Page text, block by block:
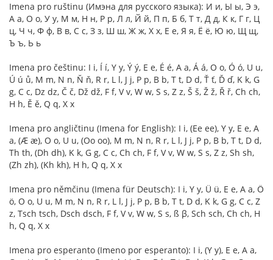
Imena pro ruštinu (Имэна для русского языка): И и, Ы ы, Э э,
А а, О о, У у, М м, Н н, Р р, Л л, Й й, П п, Б б, Т т, Д д, К к, Г г, Ц
ц, Ч ч, Ф ф, В в, С с, З з, Ш ш, Ж ж, Х х, Е е, Я я, Ё ё, Ю ю, Щ щ,
Ъ ъ, Ь ь
Imena pro češtinu: I i, Í í, Y y, Ý ý, E e, É é, A a, Á á, O o, Ó ó, U u,
Ú ú ů, M m, N n, Ň ň, R r, L l, J j, P p, B b, T t, D d, Ť ť, Ď ď, K k, G
g, C c, Dz dz, Č č, Dž dž, F f, V v, W w, S s, Z z, Š š, Ž ž, Ř ř, Ch ch,
H h, Ě ě, Q q, X x
Imena pro angličtinu (Imena for English): I i, (Ee ee), Y y, E e, A
a, (Æ æ), O o, U u, (Oo oo), M m, N n, R r, L l, J j, P p, B b, T t, D d,
Th th, (Dh dh), K k, G g, C c, Ch ch, F f, V v, W w, S s, Z z, Sh sh,
(Zh zh), (Kh kh), H h, Q q, X x
Imena pro němčinu (Imena für Deutsch): I i, Y y, Ü ü, E e, A a, Ö
ö, O o, U u, M m, N n, R r, L l, J j, P p, B b, T t, D d, K k, G g, C c, Z
z, Tsch tsch, Dsch dsch, F f, V v, W w, S s, ß β, Sch sch, Ch ch, H
h, Q q, X x
Imena pro esperanto (Imeno por esperanto): I i, (Y y), E e, A a,